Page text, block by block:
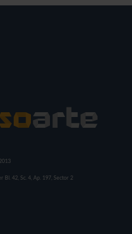
Bl. 42, Sc. 4, Ap. 197, Sector 2